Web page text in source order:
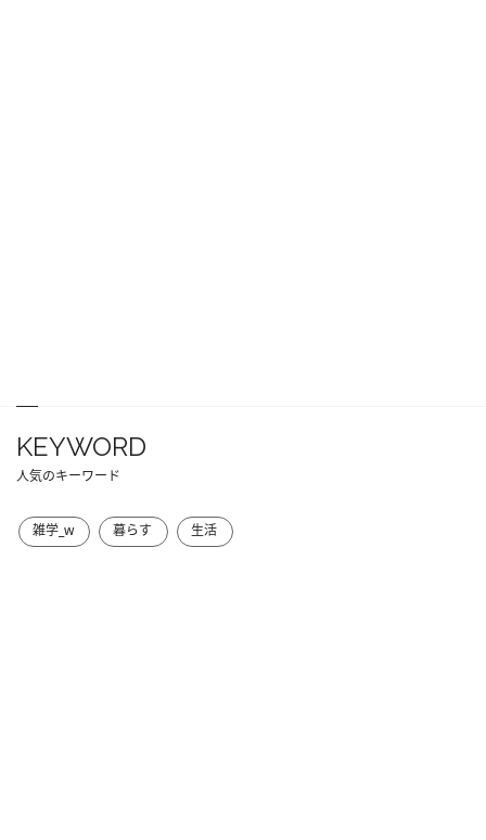
KEYWORD
人気のキーワード
雑学_w 暮らす 生活